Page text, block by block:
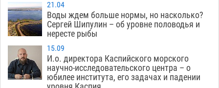
21.04
Воды ждем больше нормы, но насколько?
Сергей Шипулин – об уровне половодья и
нересте рыбы
15.09
И.о. директора Каспийского морского
научно-исследовательского центра – о
юбилее института, его задачах и падении